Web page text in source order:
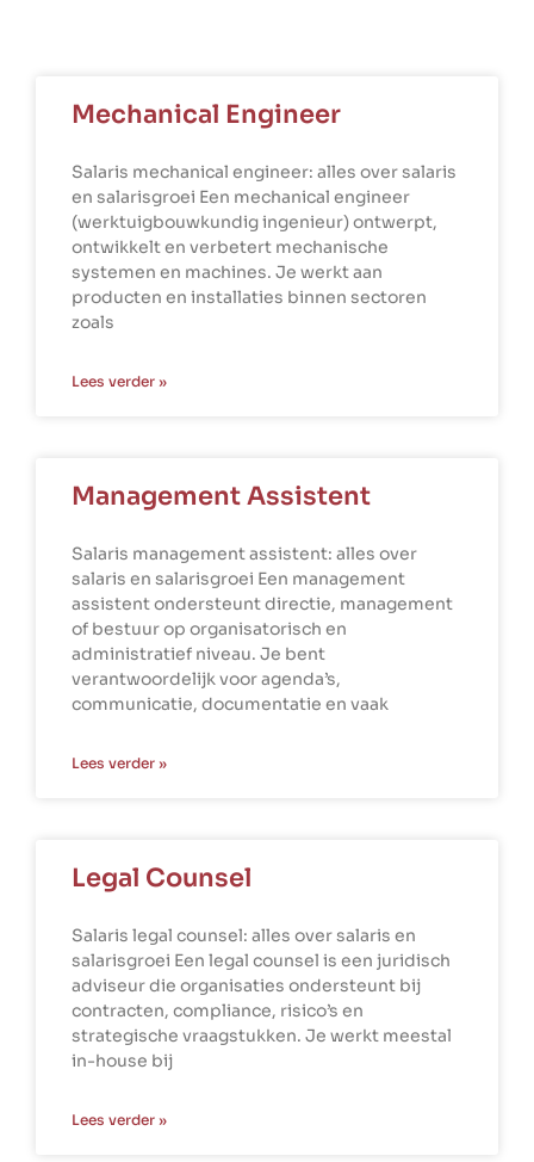
Mechanical Engineer
Salaris mechanical engineer: alles over salaris
en salarisgroei Een mechanical engineer
(werktuigbouwkundig ingenieur) ontwerpt,
ontwikkelt en verbetert mechanische
systemen en machines. Je werkt aan
producten en installaties binnen sectoren
zoals
Lees verder »
Management Assistent
Salaris management assistent: alles over
salaris en salarisgroei Een management
assistent ondersteunt directie, management
of bestuur op organisatorisch en
administratief niveau. Je bent
verantwoordelijk voor agenda’s,
communicatie, documentatie en vaak
Lees verder »
Legal Counsel
Salaris legal counsel: alles over salaris en
salarisgroei Een legal counsel is een juridisch
adviseur die organisaties ondersteunt bij
contracten, compliance, risico’s en
strategische vraagstukken. Je werkt meestal
in-house bij
Lees verder »